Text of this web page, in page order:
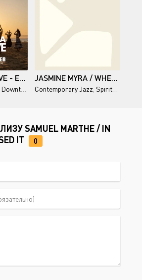
SARDANA GROOVE - EL RITMO DEL ATARDECER BY D.J. THOR
Downtempo ,Deep House, Chillout
JASMINE MYRA / WHERE LIGHT SETTLES
Contemporary Jazz Spiritual Jazz
SAMUEL MARTHE / IN
IT
0